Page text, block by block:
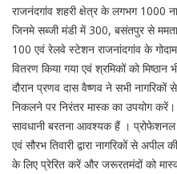
राजनंदगांव शहरी क्षेत्र के लगभग 1000
जिनमे सब्जी मंडी में 300, बसंतपुर से
100 एवं रेलवे स्टेशन राजनांदगांव के
वितरण किया गया एवं श्रमिकों को मिष्ठान
दौरान प्रणव दास वैष्णव ने सभी
निकलने पर निरंतर मास्क का उपयोग
सावधानी बरतना आवश्यक हैं ।
एवं सौरभ तिवारी द्वारा नागरिकों से
के लिए प्रेरित करें और जरूरतमंदों को